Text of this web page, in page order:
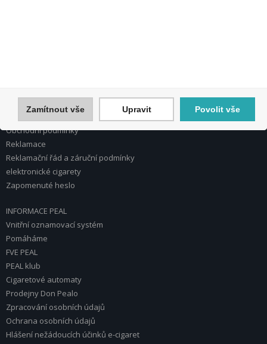
Obchodní podmínky
Reklamace
Reklamační řád a záruční podmínky
elektronické cigarety
Zapomenuté heslo
INFORMACE PEAL
Vnitřní oznamovací systém
Pomáháme
FVE PEAL
PEAL klub
Cigaretové automaty
Prodejny Don Pealo
Zpracování osobních údajů
Ochrana osobních údajů
Hlášení nežádoucích účinků e-cigaret
Zamítnout vše Upravit Povolit vše